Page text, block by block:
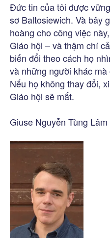
Đức tin của tôi được
sơ Baltosiewich. Và bây
hoàng cho công việc
Giáo hội – và thậm chí
biến đổi theo cách họ
và những người khác
Nếu họ không thay đổi,
Giáo hội sẽ mất.
Giuse Nguyễn Tùng Lâm